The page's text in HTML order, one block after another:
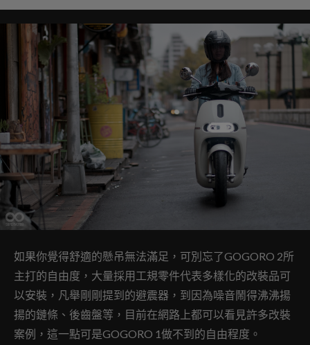
如果你覺得舒適的懸吊無法滿足，可別忘了GOGORO 2所
主打的自由度，大量採用工規零件代表多樣化的改裝品可
以安裝，凡舉剛剛提到的避震器，到因為噪音鬧得沸沸揚
揚的鏈條、後齒盤等，目前在網路上都可以看見許多改裝
案例，這一點可是GOGORO 1做不到的自由程度。